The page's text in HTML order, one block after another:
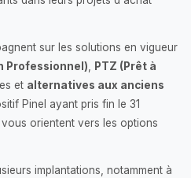
sur les solutions en vigueur
Professionnel)
PTZ (Prêt à
et alternatives aux anciens
Pinel ayant pris fin le 31
orientent vers les options
implantations, notamment à